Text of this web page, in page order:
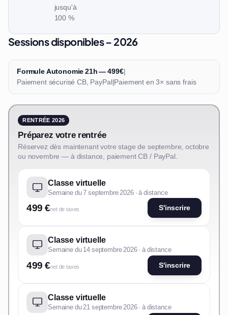
jusqu'à
100 %
Sessions disponibles – 2026
Formule Autonomie 21h — 499€|
Paiement sécurisé CB, PayPal|Paiement en 3× sans frais
RENTRÉE 2026
Préparez votre rentrée
Réservez dès maintenant votre stage de septembre, octobre
ou novembre — à distance, paiement CB / PayPal.
Classe virtuelle
Semaine du 7 septembre 2026 · à distance
499 €net de taxes S'inscrire
Classe virtuelle
Semaine du 14 septembre 2026 · à distance
499 €net de taxes S'inscrire
Classe virtuelle
Semaine du 21 septembre 2026 · à distance